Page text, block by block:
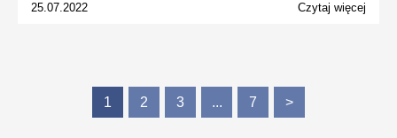
25.07.2022 Czytaj więcej
1 2 3 ... 7 >